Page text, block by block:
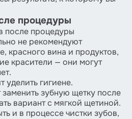
процедуры
после процедуры
не рекомендуют
красного вина и продуктов,
красители — они могут
уделить гигиене.
зубную щетку после
вариант с мягкой щетиной.
и в процессе чистки зубов,